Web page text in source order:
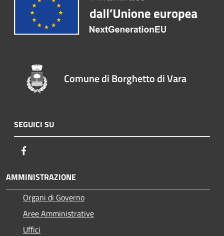
Comune di Borghetto di Vara
SEGUICI SU
AMMINISTRAZIONE
Organi di Governo
Aree Amministrative
Uffici